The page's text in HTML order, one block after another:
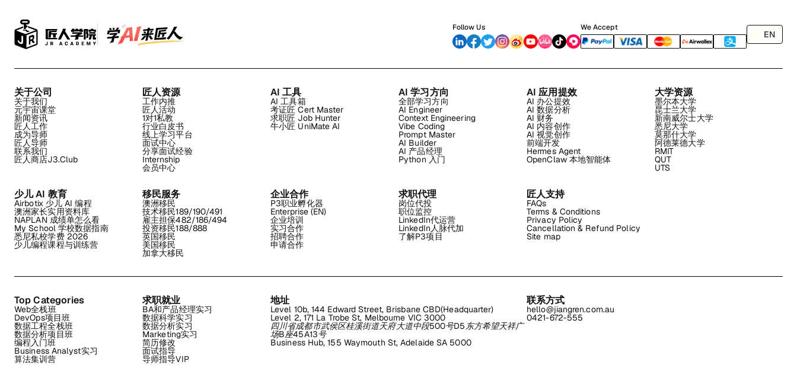
Follow Us We Accept
EN
关于公司
关于我们
元宇宙课堂
新闻资讯
匠人工作
成为导师
匠人导师
联系我们
匠人商店J3.Club
匠人资源
工作内推
匠人活动
1对1私教
行业白皮书
线上学习平台
面试中心
分享面试经验
Internship
会员中心
AI 工具
AI 工具箱
考证匠 Cert Master
求职匠 Job Hunter
牛小匠 UniMate AI
AI 学习方向
全部学习方向
AI Engineer
Context Engineering
Vibe Coding
Prompt Master
AI Builder
AI 产品经理
Python 入门
AI 应用提效
AI 办公提效
AI 数据分析
AI 财务
AI 内容创作
AI 视觉创作
前端开发
Hermes Agent
OpenClaw 本地智能体
大学资源
墨尔本大学
昆士兰大学
新南威尔士大学
悉尼大学
莫那什大学
阿德莱德大学
RMIT
QUT
UTS
少儿 AI 教育
Airbotix 少儿 AI 编程
澳洲家长实用资料库
NAPLAN 成绩单怎么看
My School 学校数据指南
悉尼私校学费 2026
少儿编程课程与训练营
移民服务
澳洲移民
技术移民189/190/491
雇主担保482/186/494
投资移民188/888
英国移民
美国移民
加拿大移民
企业合作
P3职业孵化器
Enterprise (EN)
企业培训
实习合作
招聘合作
申请合作
求职代理
岗位代投
职位监控
LinkedIn代运营
LinkedIn人脉代加
了解P3项目
匠人支持
FAQs
Terms & Conditions
Privacy Policy
Cancellation & Refund Policy
Site map
Top Categories
Web全栈班
DevOps项目班
数据工程全栈班
数据分析项目班
编程入门班
Business Analyst实习
算法集训营
求职就业
BA和产品经理实习
数据科学实习
数据分析实习
Marketing实习
简历修改
面试指导
导师指导VIP
地址
Level 10b, 144 Edward Street, Brisbane CBD(Headquarter)
Level 2, 171 La Trobe St, Melbourne VIC 3000
四川省成都市武侯区桂溪街道天府大道中段500号D5东方希望天祥广
场B座45A13号
Business Hub, 155 Waymouth St, Adelaide SA 5000
联系方式
hello@jiangren.com.au
0421-672-555